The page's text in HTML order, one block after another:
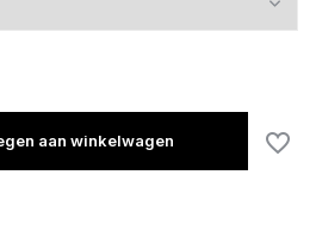
aan winkelwagen